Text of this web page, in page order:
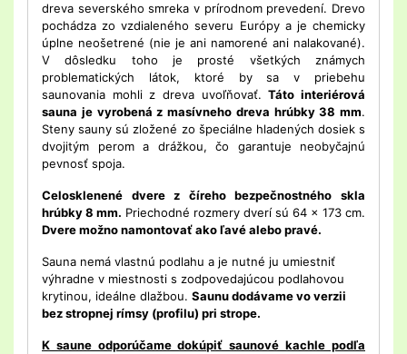
dreva severského smreka v prírodnom prevedení. Drevo
pochádza zo vzdialeného severu Európy a je chemicky
úplne neošetrené (nie je ani namorené ani nalakované).
V dôsledku toho je prosté všetkých známych
problematických látok, ktoré by sa v priebehu
saunovania mohli z dreva uvoľňovať.Táto interiérová
sauna je vyrobená z masívneho dreva hrúbky 38 mm.
Steny sauny sú zložené zo špeciálne hladených dosiek s
dvojitým perom a drážkou, čo garantuje neobyčajnú
pevnosť spoja.
Celosklenené dvere z číreho bezpečnostného skla
hrúbky 8 mm. Priechodné rozmery dverí sú 64 x 173 cm.
Dvere možno namontovať ako ľavé alebo pravé.
Sauna nemá vlastnú podlahu a je nutné ju umiestniť
výhradne v miestnosti s zodpovedajúcou podlahovou
krytinou, ideálne dlažbou. Saunu dodávame vo verzii
bez stropnej rímsy (profilu) pri strope.
K saune odporúčame dokúpiť saunové kachle podľa